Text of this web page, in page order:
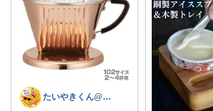
たいやきくん@経由購入感謝です😊